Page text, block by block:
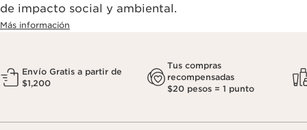
de impacto social y ambiental.
Más información
Envío Gratis a partir de
$1,200
Tus compras
recompensadas
$20 pesos = 1 punto